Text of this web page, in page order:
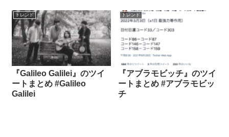
トレンド
『Galileo Galilei』のツイ
ートまとめ #Galileo
Galilei
トレンド
『アブラモビッチ』のツイ
ートまとめ #アブラモビッ
チ